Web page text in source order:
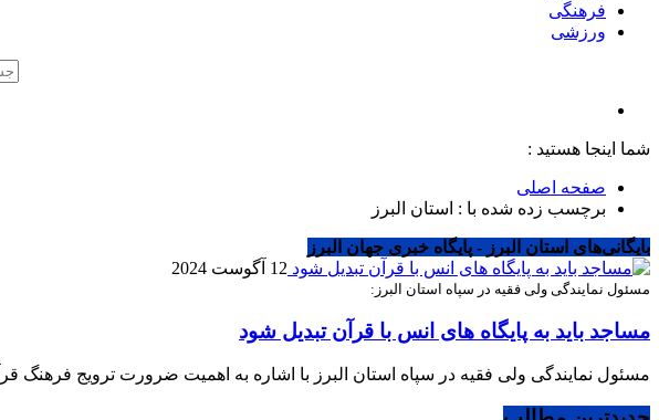
فرهنگی
ورزشی
شما اینجا هستید :
صفحه اصلی
برچسب زده شده با : استان البرز
بایگانی‌های استان البرز - پایگاه خبری جهان البرز
12 آگوست 2024
مسئول نمایندگی ولی فقیه در سپاه استان البرز:
مساجد باید به پایگاه های انس با قرآن تبدیل شود
مسئول نمایندگی ولی فقیه در سپاه استان البرز با اشاره به اهمیت ضرورت ترویج فرهنگ